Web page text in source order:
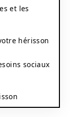
et les
hérisson
sociaux